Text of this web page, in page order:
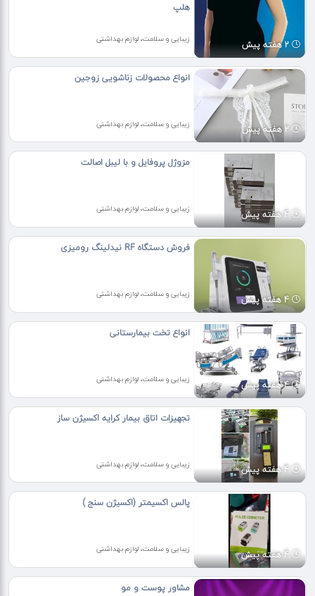
2 هفته پیش
هلپ
زیبایی و سلامت، لوازم بهداشتی
2 هفته پیش
انواع محصولات زناشویی زوجین
زیبایی و سلامت، لوازم بهداشتی
4 هفته پیش
مزوژل پروفایل و با لیبل اصالت
زیبایی و سلامت، لوازم بهداشتی
4 هفته پیش
فروش دستگاه RF نیدلینگ رومیزی
زیبایی و سلامت، لوازم بهداشتی
4 هفته پیش
انواع تخت بیمارستانی
زیبایی و سلامت، لوازم بهداشتی
4 هفته پیش
تجهیزات اتاق بیمار کرایه اکسیژن ساز
زیبایی و سلامت، لوازم بهداشتی
4 هفته پیش
پالس اکسیمتر (اکسیژن سنج )
زیبایی و سلامت، لوازم بهداشتی
مشاور پوست و مو